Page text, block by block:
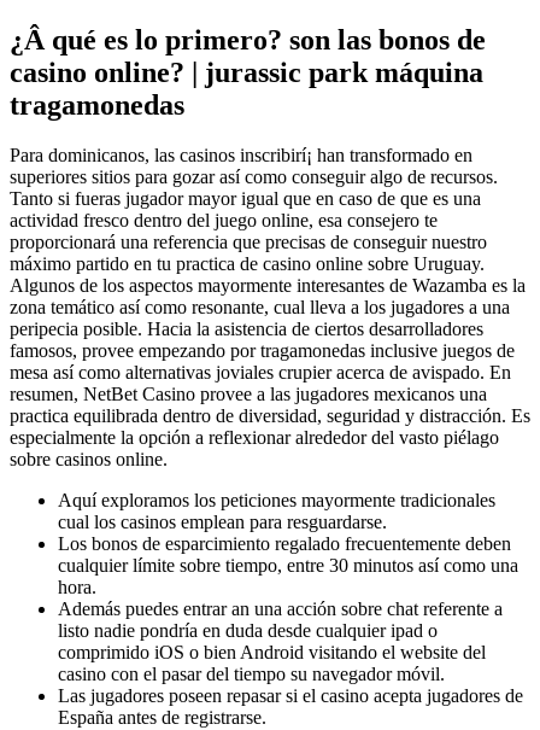
¿Â qué es lo primero? son las bonos de
casino online? | jurassic park máquina
tragamonedas
Para dominicanos, las casinos inscribirí¡ han transformado en
superiores sitios para gozar así­ como conseguir algo de recursos.
Tanto si fueras jugador mayor igual que en caso de que es una
actividad fresco dentro del juego online, esa consejero te
proporcionará una referencia que precisas de conseguir nuestro
máximo partido en tu practica de casino online sobre Uruguay.
Algunos de los aspectos mayormente interesantes de Wazamba es la
zona temático así­ como resonante, cual lleva a los jugadores a una
peripecia posible. Hacia la asistencia de ciertos desarrolladores
famosos, provee empezando por tragamonedas inclusive juegos de
mesa así­ como alternativas joviales crupier acerca de avispado. En
resumen, NetBet Casino provee a las jugadores mexicanos una
practica equilibrada dentro de diversidad, seguridad y distracción. Es
especialmente la opción a reflexionar alrededor del vasto piélago
sobre casinos online.
Aquí exploramos los peticiones mayormente tradicionales
cual los casinos emplean para resguardarse.
Los bonos de esparcimiento regalado frecuentemente deben
cualquier límite sobre tiempo, entre 30 minutos así­ como una
hora.
Además puedes entrar an una acción sobre chat referente a
listo nadie pondrí­a en duda desde cualquier ipad o
comprimido iOS o bien Android visitando el website del
casino con el pasar del tiempo su navegador móvil.
Las jugadores poseen repasar si el casino acepta jugadores de
España antes de registrarse.